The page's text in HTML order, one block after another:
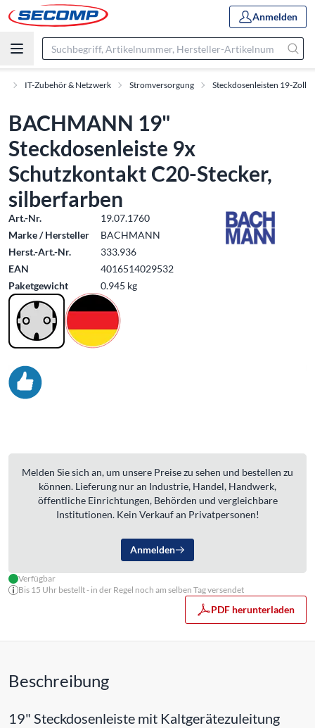
Anmelden
IT-Zubehör & Netzwerk Stromversorgung Steckdosenleisten 19-Zoll
BACHMANN 19"
Steckdosenleiste 9x
Schutzkontakt C20-Stecker,
silberfarben
Art.-Nr.
19.07.1760
Marke / Hersteller
BACHMANN
Herst.-Art.-Nr.
333.936
EAN
4016514029532
Paketgewicht
0.945 kg
Melden Sie sich an, um unsere Preise zu sehen und bestellen zu
können. Lieferung nur an Industrie, Handel, Handwerk,
öffentliche Einrichtungen, Behörden und vergleichbare
Institutionen. Kein Verkauf an Privatpersonen!
Anmelden
Verfügbar
Bis 15 Uhr bestellt - in der Regel noch am selben Tag versendet
PDF herunterladen
Beschreibung
19" Steckdosenleiste mit Kaltgerätezuleitung